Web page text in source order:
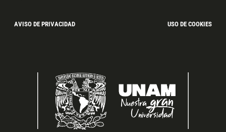
AVISO DE PRIVACIDAD USO DE COOKIES